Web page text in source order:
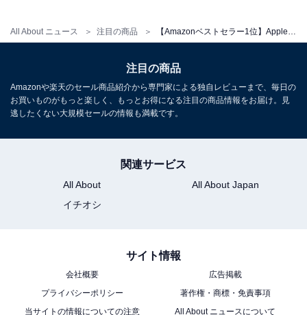
All About ニュース 注目の商品
Amazonで見る
Apple「13インチiPad Air（M4）」
によるWi-Fi 7、Touch ID、一日中使えるバッテリー —
Amazonで見る
注目の商品
Amazonや楽天のセール商品紹介から専門家による独自レビューまで、毎日の
お買いものがもっと楽しく、もっとお得になる注目の商品情報をお届け。見
逃したくない大規模セールの情報も満載です。
関連サービス
All About
All About Japan
イチオシ
サイト情報
会社概要
広告掲載
プライバシーポリシー
著作権・商標・免責事項
当サイトの情報についての注意
All About ニュースについて